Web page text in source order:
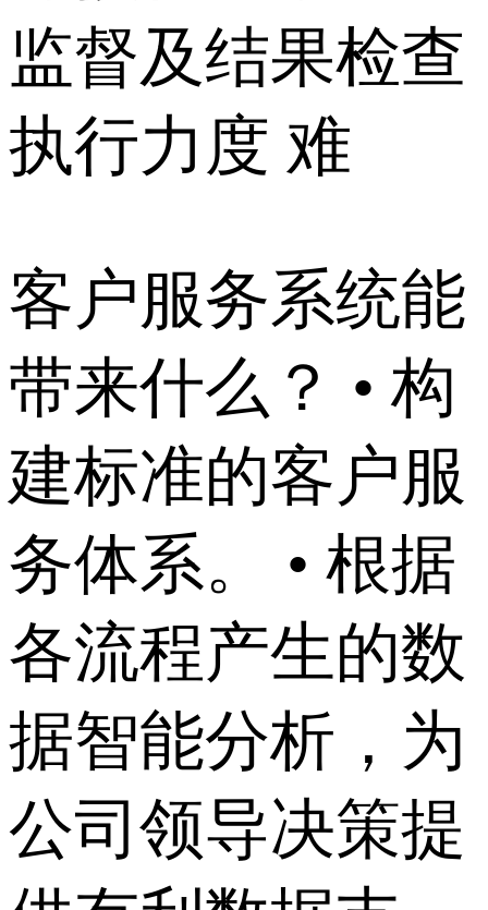
监督及结果检查
执行力度 难
客户服务系统能
带来什么？ • 构
建标准的客户服
务体系。 • 根据
各流程产生的数
据智能分析，为
公司领导决策提